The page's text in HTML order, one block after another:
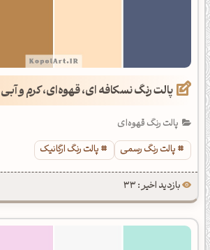
پالت رنگ نسکافه ای، قهوه‌ای، کرم و
پالت رنگ قهوه‌ای
پالت رنگ رسمی
پالت رنگ ارگانیک
بازدید اخیر : 33